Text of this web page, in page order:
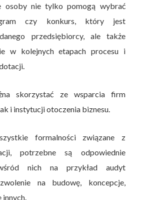
osoby nie tylko pomogą wybrać
czy konkurs, który jest
przedsiębiorcy, ale także
w kolejnych etapach procesu i
skorzystać ze wsparcia firm
i instytucji otoczenia biznesu.
formalności związane z
potrzebne są odpowiednie
nich na przykład audyt
na budowę, koncepcje,